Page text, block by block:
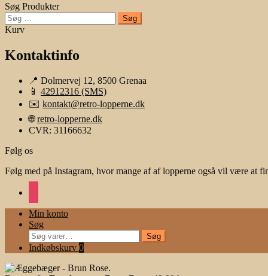
Søg Produkter
Søg
efter:
Kurv
Kontaktinfo
📍 Dolmervej 12, 8500 Grenaa
📱 42912316 (SMS)
✉️ kontakt@retro-lopperne.dk
🌐retro-lopperne.dk
CVR: 31166632
Følg os
Følg med på Instagram, hvor mange af af lopperne også vil være at
Min konto
Søg
Søg
efter:
Søg
Indkøbskurv 0